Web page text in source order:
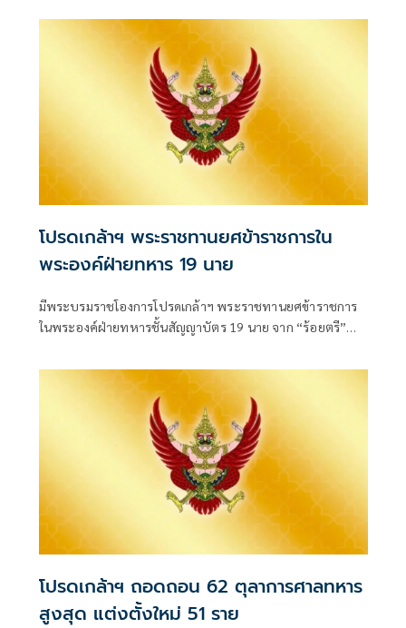
โปรดเกล้าฯ พระราชทานยศข้าราชการใน
พระองค์ฝ่ายทหาร 19 นาย
มีพระบรมราชโองการโปรดเกล้าฯ พระราชทานยศข้าราชการ
ในพระองค์ฝ่ายทหารชั้นสัญญาบัตร 19 นาย จาก “ร้อยตรี”
โปรดเกล้าฯ ถอดถอน 62 ตุลาการศาลทหาร
สูงสุด แต่งตั้งใหม่ 51 ราย